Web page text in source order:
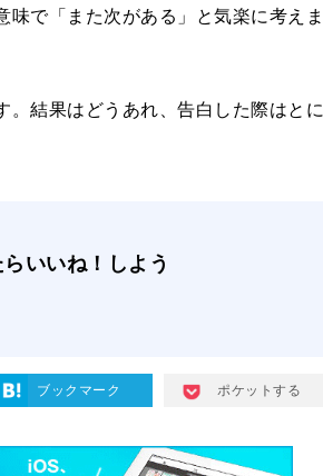
で「また次がある」と気楽に考えま
結果はどうあれ、告白した際はとに
いいね！しよう
ブックマーク ポケットする